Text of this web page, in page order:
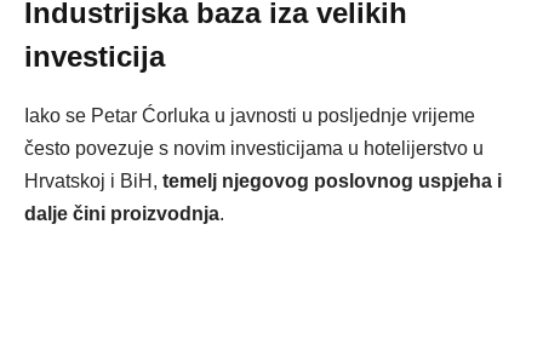
Industrijska baza iza velikih
investicija
Iako se Petar Ćorluka u javnosti u posljednje vrijeme
često povezuje s novim investicijama u hotelijerstvo u
Hrvatskoj i BiH, temelj njegovog poslovnog uspjeha i
dalje čini proizvodnja.